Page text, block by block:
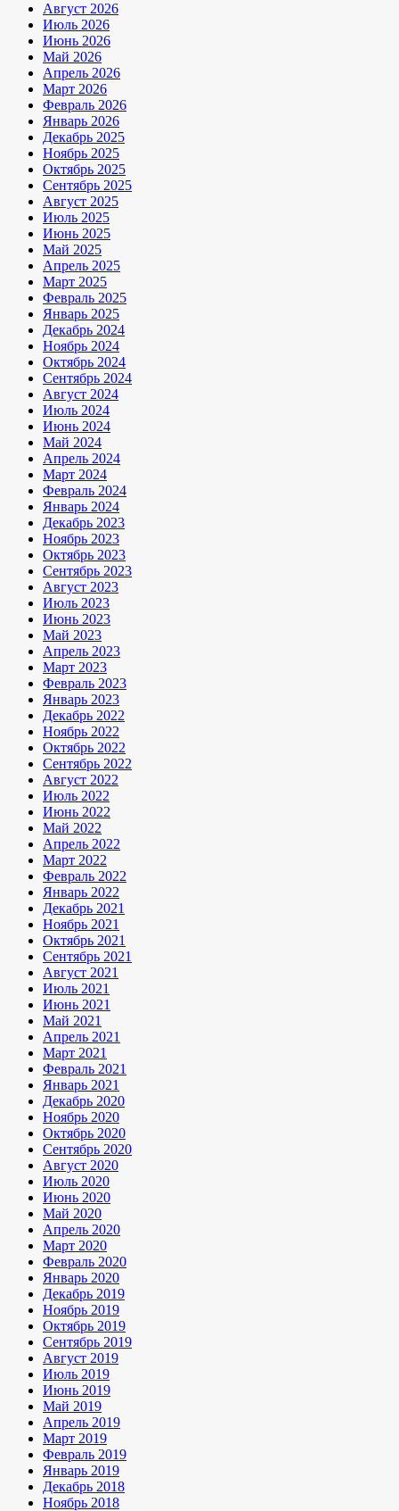
Август 2026
Июль 2026
Июнь 2026
Май 2026
Апрель 2026
Март 2026
Февраль 2026
Январь 2026
Декабрь 2025
Ноябрь 2025
Октябрь 2025
Сентябрь 2025
Август 2025
Июль 2025
Июнь 2025
Май 2025
Апрель 2025
Март 2025
Февраль 2025
Январь 2025
Декабрь 2024
Ноябрь 2024
Октябрь 2024
Сентябрь 2024
Август 2024
Июль 2024
Июнь 2024
Май 2024
Апрель 2024
Март 2024
Февраль 2024
Январь 2024
Декабрь 2023
Ноябрь 2023
Октябрь 2023
Сентябрь 2023
Август 2023
Июль 2023
Июнь 2023
Май 2023
Апрель 2023
Март 2023
Февраль 2023
Январь 2023
Декабрь 2022
Ноябрь 2022
Октябрь 2022
Сентябрь 2022
Август 2022
Июль 2022
Июнь 2022
Май 2022
Апрель 2022
Март 2022
Февраль 2022
Январь 2022
Декабрь 2021
Ноябрь 2021
Октябрь 2021
Сентябрь 2021
Август 2021
Июль 2021
Июнь 2021
Май 2021
Апрель 2021
Март 2021
Февраль 2021
Январь 2021
Декабрь 2020
Ноябрь 2020
Октябрь 2020
Сентябрь 2020
Август 2020
Июль 2020
Июнь 2020
Май 2020
Апрель 2020
Март 2020
Февраль 2020
Январь 2020
Декабрь 2019
Ноябрь 2019
Октябрь 2019
Сентябрь 2019
Август 2019
Июль 2019
Июнь 2019
Май 2019
Апрель 2019
Март 2019
Февраль 2019
Январь 2019
Декабрь 2018
Ноябрь 2018